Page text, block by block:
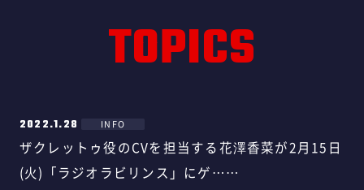
TOPICS
2022.1.28 INFO
ザクレットゥ役のCVを担当する花澤香菜が2月15日
(火)「ラジオラビリンス」にゲ……